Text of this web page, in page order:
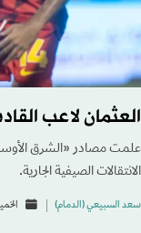
العثمان لاعب
علمت مصادر «الشرق
الانتقالات الصيفية الجارية.
سعد السبيعي (الدمام) الخميس